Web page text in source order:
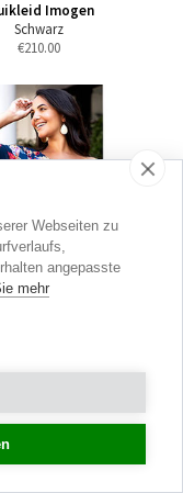
Imogen
Schwarz
€210.00
Webseiten zu
angepasste
mehr